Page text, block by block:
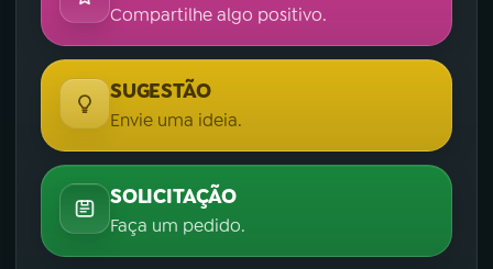
Compartilhe algo positivo.
SUGESTÃO
Envie uma ideia.
SOLICITAÇÃO
Faça um pedido.